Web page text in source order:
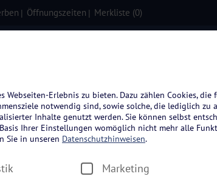
Öffnungszeiten Merkliste (0)
Webseiten-Erlebnis zu bieten. Dazu zählen Cookies,
notwendig sind, sowie solche, die lediglich zu
Inhalte genutzt werden. Sie können selbst
Ihrer Einstellungen womöglich nicht mehr alle
Sie in unseren Datenschutzhinweisen.
Marketing